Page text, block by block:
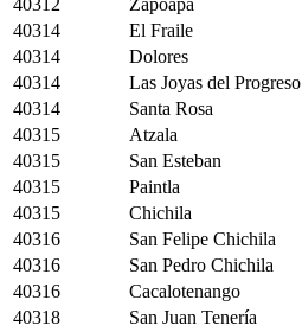
40312
Zapoapa
40314
El Fraile
40314
Dolores
40314
Las Joyas del Progreso
40314
Santa Rosa
40315
Atzala
40315
San Esteban
40315
Paintla
40315
Chichila
40316
San Felipe Chichila
40316
San Pedro Chichila
40316
Cacalotenango
40318
San Juan Tenería